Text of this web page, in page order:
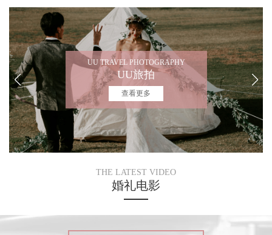
UU TRAVEL PHOTOGRAPHY
UU旅拍
查看更多
THE LATEST VIDEO
婚礼电影